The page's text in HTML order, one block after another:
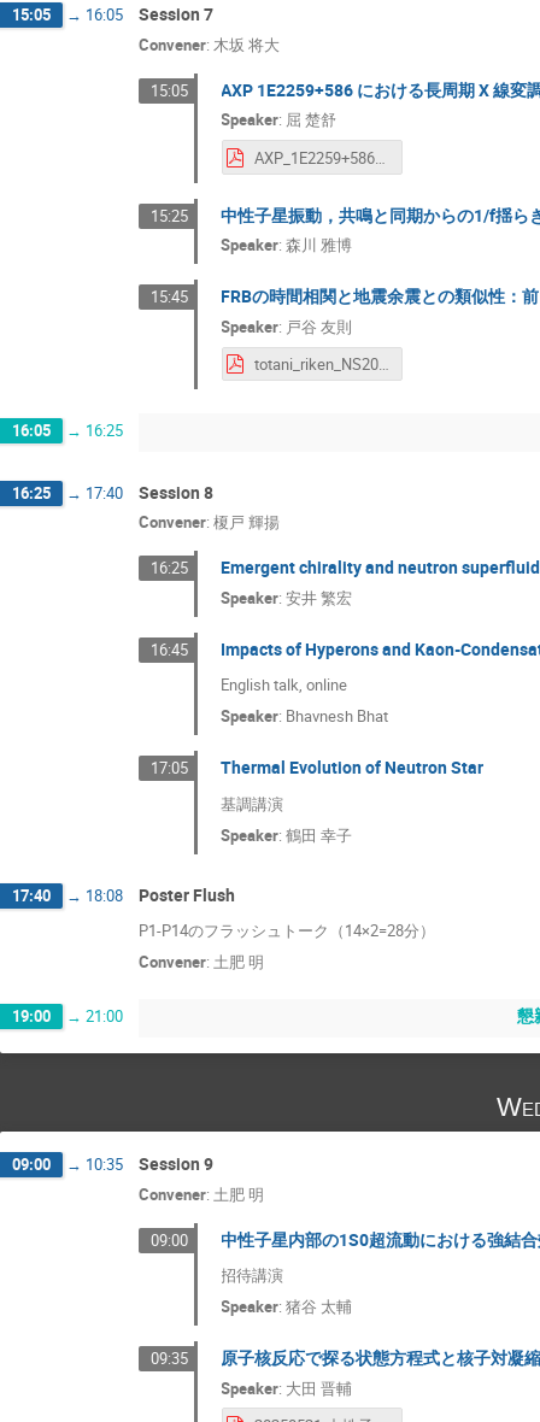
15:05 → 16:05 Session 7
Convener: 木坂 将大
15:05 AXP 1E2259+586 における長周期 X 線変
Speaker: 屈 楚舒
AXP_1E2259+586における長周期X線変調の探索_250520 屈楚舒.pdf
15:25 中性子星振動，共鳴と同期からの1/f揺ら
Speaker:森川 雅博
15:45 FRBの時間相関と地震余震との類似性：
Speaker: 戸谷 友則
totani_riken_NS2025 戸谷友則.pdf
16:05 → 16:25
16:25 → 17:40 Session 8
Convener: 榎戸 輝揚
16:25 Emergent chirality and neutron
Speaker:安井 繁宏
16:45 Impacts of Hyperons and Kaon-
English talk, online
Speaker: Bhavnesh Bhat
17:05 Thermal Evolution of Neutron Star
基調講演
Speaker:鶴田 幸子
17:40 → 18:08 Poster Flush
P1-P14のフラッシュトーク（14×2=28分）
Convener: 土肥 明
19:00 → 21:00 懇
09:00 → 10:35 Session 9
Convener: 土肥 明
09:00 中性子星内部の1S0超流動における強結
招待講演
Speaker:猪谷 太輔
09:35 原子核反応で探る状態方程式と核子対凝
Speaker: 大田 晋輔